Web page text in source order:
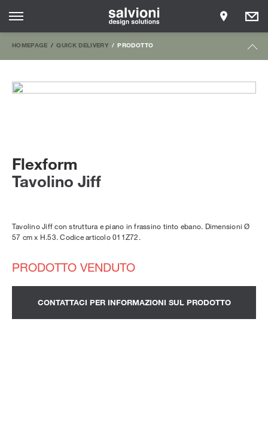
HOMEPAGE QUICK DELIVERY PRODOTTO
Tavolino Jiff
Flexform
Tavolino Jiff con struttura e piano in frassino tinto ebano. Dimensioni Ø
57 cm x H.53. Codice articolo 011Z72.
CONTATTACI PER INFORMAZIONI SUL PRODOTTO